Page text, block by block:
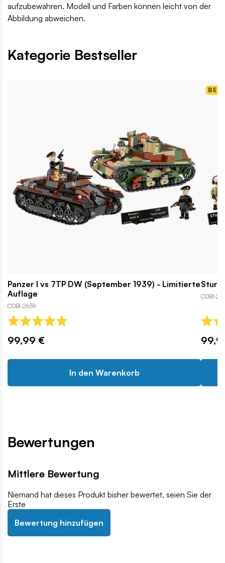
aufzubewahren. Modell und Farben können leicht von der
Abbildung abweichen.
Kategorie Bestseller
Panzer I vs 7TP DW (September 1939) - Limitierte
Auflage
COBI-2659
99,99 €
In den Warenkorb
COBI-
Bewertungen
Mittlere Bewertung
Niemand hat dieses Produkt bisher bewertet, seien Sie der
Erste
Bewertung hinzufügen